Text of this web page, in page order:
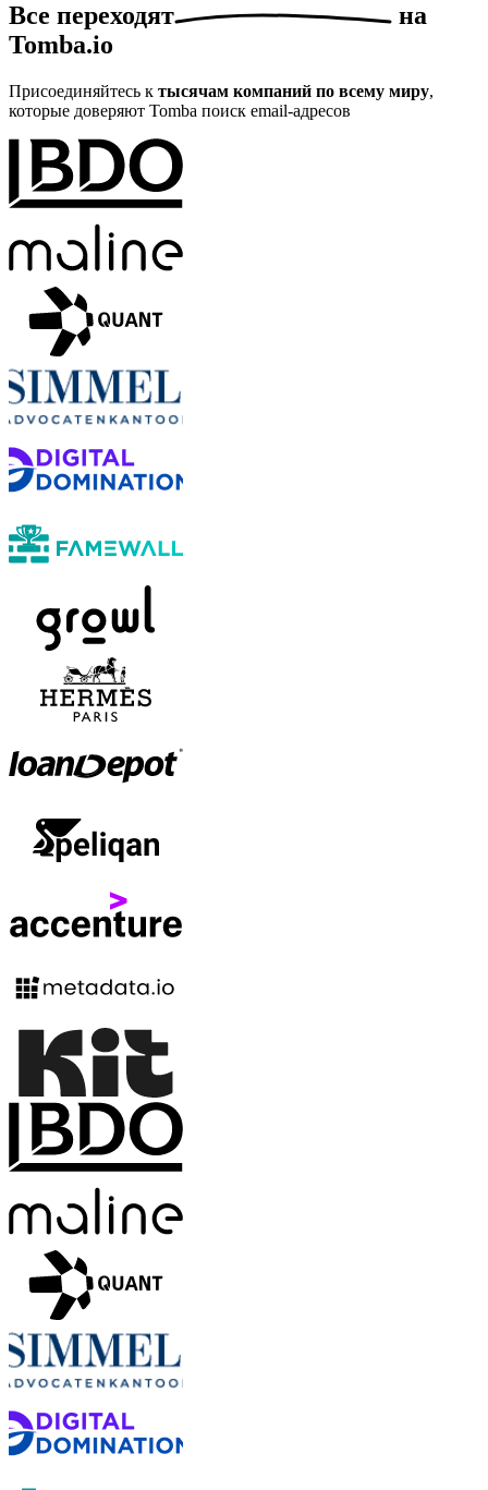
Все переходят
на
Tomba.io
Присоединяйтесь к тысячам компаний по всему миру,
которые доверяют Tomba поиск email-адресов